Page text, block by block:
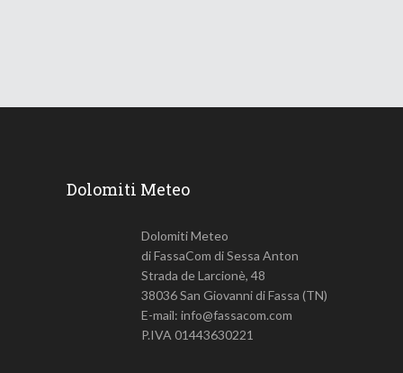
Dolomiti Meteo
Dolomiti Meteo
di FassaCom di Sessa Anton
Strada de Larcionè, 48
38036 San Giovanni di Fassa (TN)
E-mail: info@fassacom.com
P.IVA 01443630221